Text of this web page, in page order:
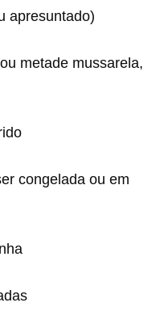
apresuntado)
metade mussarela,
congelada ou em